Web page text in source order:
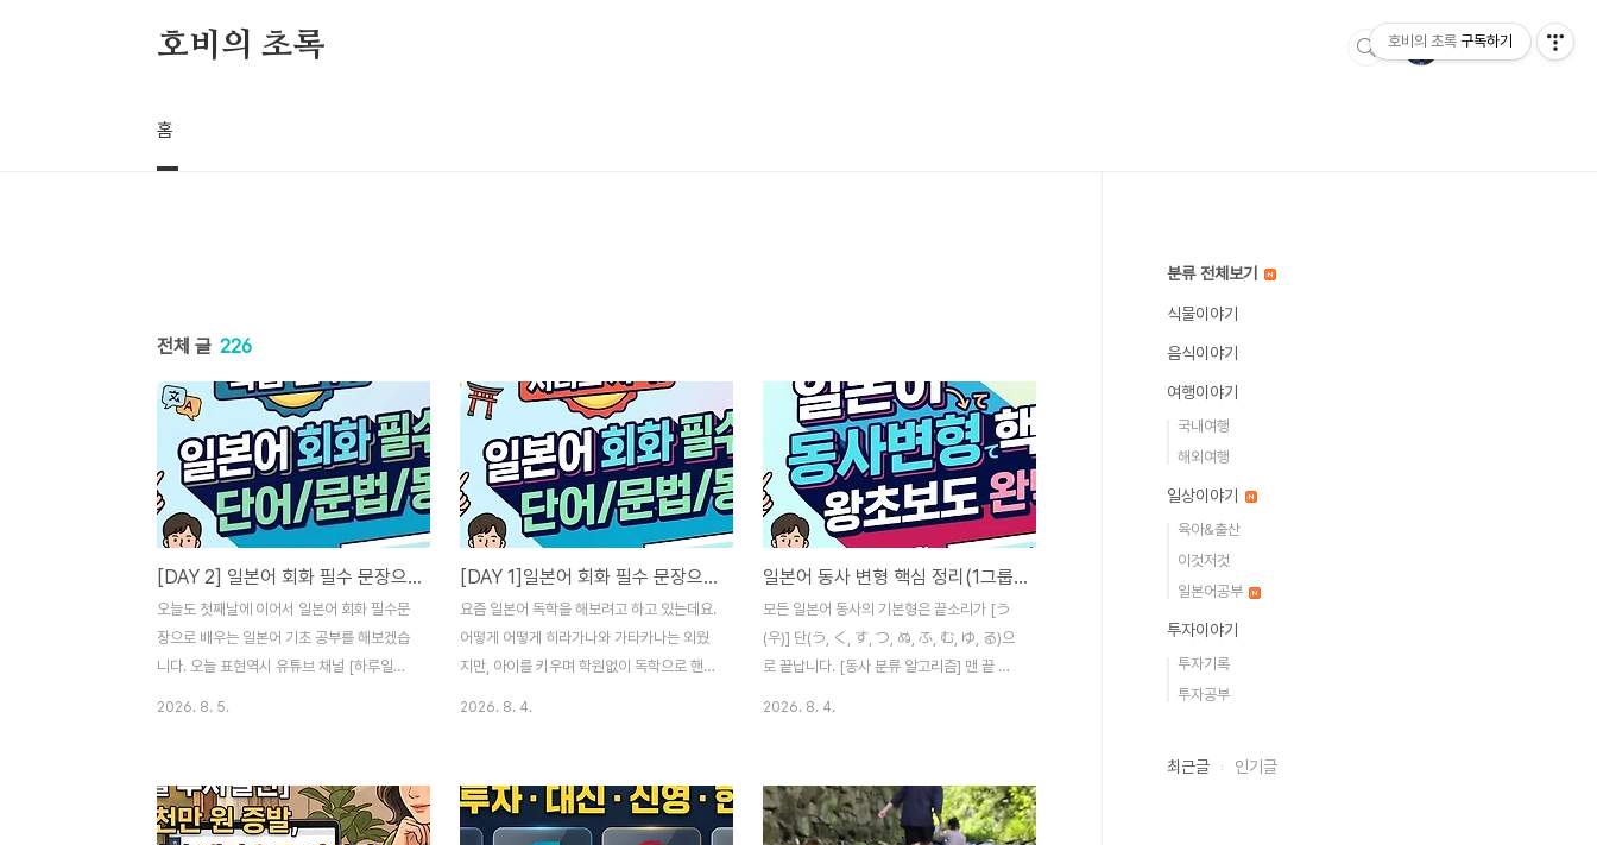
호비의 초록
홈
전체 글 226
[DAY 2] 일본어 회화 필수 문장으로 배우는 단어·문법·동사 정리
오늘도 첫째날에 이어서 일본어 회화 필수문
장으로 배우는 일본어 기초 공부를 해보겠습
니다. 오늘 표현역시 유튜브 채널 [하루일본
이다세마셍생각이 안 나요思い出せません
(おもいだせません)마요이마스고민돼요迷
2026. 8. 5.
[DAY 1]일본어 회화 필수 문장으로 배우는 단어·문법·동사 정리
요즘 일본어 독학을 해보려고 하고 있는데요.
어떻게 어떻게 히라가나와 가타카나는 외웠
지만, 아이를 키우며 학원없이 독학으로 핸드
해보려고 합니다. 오늘이 첫 날이 될 것 같아
요. 오늘은 유튜브 채널 [하루일본어]의 '일본
2026. 8. 4.
일본어 동사 변형 핵심 정리(1그룹, 2그룹, 3그룹)
모든 일본어 동사의 기본형은 끝소리가 [う
(우)] 단(う, く, す, つ, ぬ, ふ, む, ゆ, る)으
로 끝납니다. [동사 분류 알고리즘] 맨 끝 글
2026. 8. 4.
분류 전체보기
식물이야기
음식이야기
여행이야기
국내여행
해외여행
일상이야기
육아&출산
이것저것
일본어공부
투자이야기
투자기록
투자공부
최근글 인기글
호비의 초록 구독하기